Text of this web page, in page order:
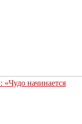
начинается